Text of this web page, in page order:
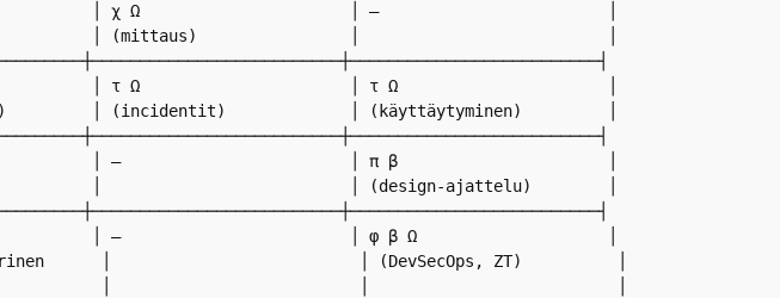
│ χ Ω                      │ –                        │
│ (mittaus)                │                          │
│ τ Ω                      │ τ Ω                      │
│ (incidentit)             │ (käyttäytyminen)         │
│ –                        │ π β                      │
│                          │ (design-ajattelu)        │
│ –                        │ φ β Ω                    │
│                          │ (DevSecOps, ZT)          │
│                          │                          │